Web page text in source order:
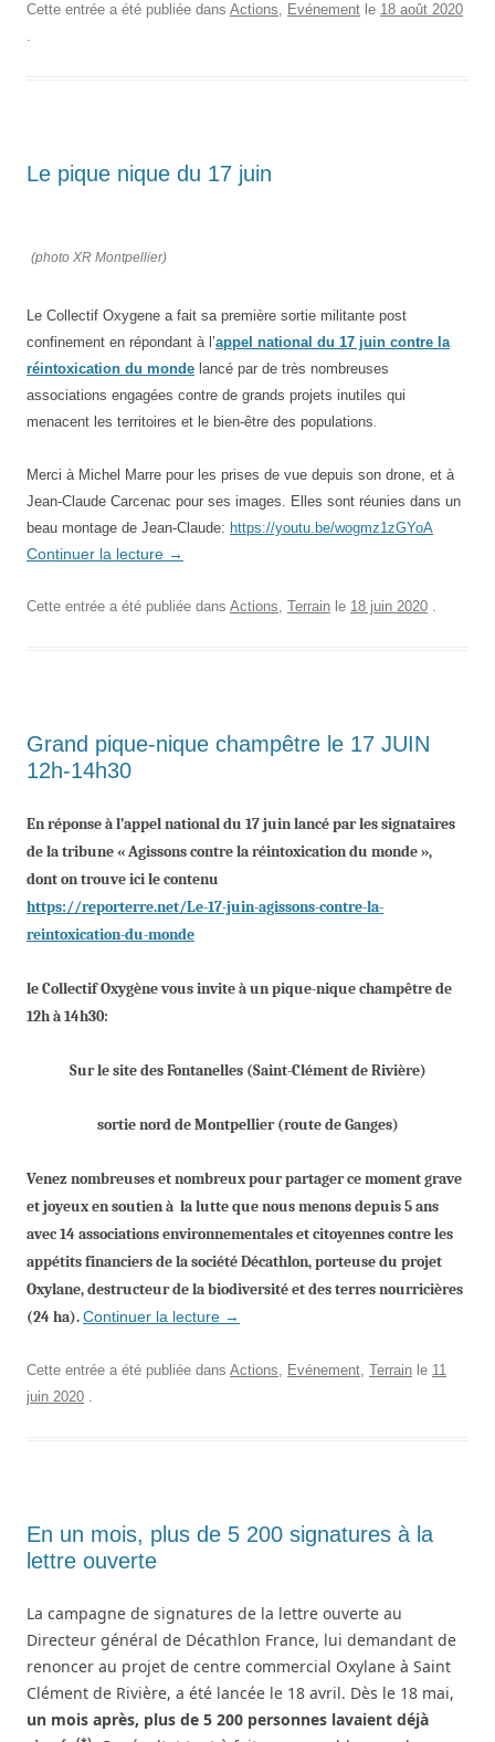
Cette entrée a été publiée dans Actions, Evénement le 18 août 2020
.
Le pique nique du 17 juin
(photo XR Montpellier)
Le Collectif Oxygene a fait sa première sortie militante post
confinement en répondant à l’appel national du 17 juin contre la
réintoxication du monde lancé par de très nombreuses
associations engagées contre de grands projets inutiles qui
menacent les territoires et le bien-être des populations.
Merci à Michel Marre pour les prises de vue depuis son drone, et à
Jean-Claude Carcenac pour ses images. Elles sont réunies dans un
beau montage de Jean-Claude: https://youtu.be/wogmz1zGYoA
Continuer la lecture →
Cette entrée a été publiée dans Actions, Terrain le 18 juin 2020 .
Grand pique-nique champêtre le 17 JUIN
12h-14h30
En réponse à l’appel national du 17 juin lancé par les signataires
de la tribune « Agissons contre la réintoxication du monde »,
dont on trouve ici le contenu
https://reporterre.net/Le-17-juin-agissons-contre-la-
reintoxication-du-monde
le Collectif Oxygène vous invite à un pique-nique champêtre de
12h à 14h30:
Sur le site des Fontanelles (Saint-Clément de Rivière)
sortienordde Montpellier (route de Ganges)
Venez nombreuses et nombreux pour partagercemoment grave
et joyeuxensoutien à la lutte que nous menons depuis5 ans
avec 14 associations environnementales et citoyennescontreles
appétitsfinanciersde la société Décathlon, porteuse du projet
Oxylane, destructeur delabiodiversité et desterres nourricières
(24 ha).Continuer la lecture →
Cette entrée a été publiée dans Actions, Evénement, Terrain le 11
juin 2020 .
En un mois, plus de 5 200 signatures à la
lettre ouverte
La campagne de signatures de la lettre ouverte au
Directeur général de Décathlon France, lui demandant de
renoncer au projet de centre commercial Oxylane à Saint
Clément de Rivière, a été lancée le 18 avril. Dès le 18 mai,
un mois après, plus de 5 200 personnes lavaient déjà